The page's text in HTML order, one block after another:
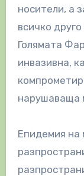
носители, а
всичко
Голямата
инвазивна,
нарушаваща
Епидемия на